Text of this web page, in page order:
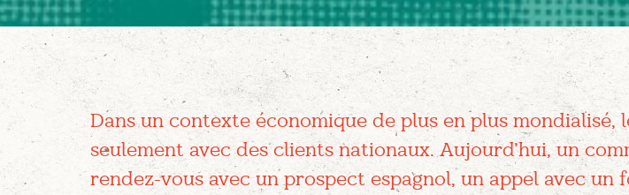
Dans un contexte économique de plus en plus mondialisé,
seulement avec des clients nationaux. Aujourd’hui, un
rendez-vous avec un prospect espagnol, un appel avec